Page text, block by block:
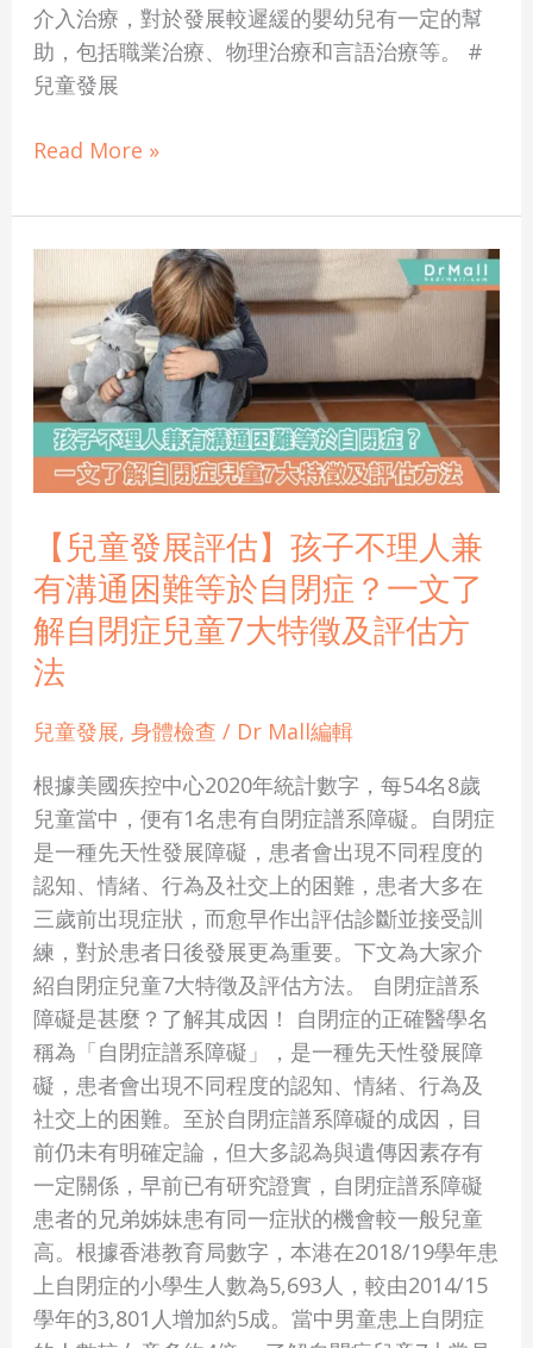
介入治療，對於發展較遲緩的嬰幼兒有一定的幫
助，包括職業治療、物理治療和言語治療等。 #
兒童發展
Read More »
【兒童發展評估】孩子不理人兼
有溝通困難等於自閉症？一文了
解自閉症兒童7大特徵及評估方
法
兒童發展, 身體檢查 / Dr Mall編輯
根據美國疾控中心2020年統計數字，每54名8歲
兒童當中，便有1名患有自閉症譜系障礙。自閉症
是一種先天性發展障礙，患者會出現不同程度的
認知、情緒、行為及社交上的困難，患者大多在
三歲前出現症狀，而愈早作出評估診斷並接受訓
練，對於患者日後發展更為重要。下文為大家介
紹自閉症兒童7大特徵及評估方法。 自閉症譜系
障礙是甚麼？了解其成因！ 自閉症的正確醫學名
稱為「自閉症譜系障礙」，是一種先天性發展障
礙，患者會出現不同程度的認知、情緒、行為及
社交上的困難。至於自閉症譜系障礙的成因，目
前仍未有明確定論，但大多認為與遺傳因素存有
一定關係，早前已有研究證實，自閉症譜系障礙
患者的兄弟姊妹患有同一症狀的機會較一般兒童
高。根據香港教育局數字，本港在2018/19學年患
上自閉症的小學生人數為5,693人，較由2014/15
學年的3,801人增加約5成。當中男童患上自閉症
童
展
評
估】
孩
子
人
兼
有
通
難
等
於
自
閉
症？
一
文
了
解
自
閉
兒
童
7
大